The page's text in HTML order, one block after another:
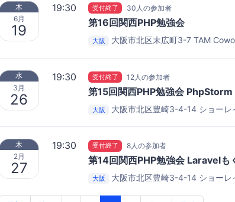
木
6月
19
19:30 受付終了 30人の参加者
第16回関西PHP勉強会
大阪 大阪市北区末広町3-7 TAM
水
3月
26
19:30 受付終了 12人の参加者
第15回関西PHP勉強会
大阪 大阪市北区豊崎3-4-14 ショーレ
木
2月
27
19:30 受付終了 8人の参加者
第14回関西PHP勉強会 Laravelも
大阪 大阪市北区豊崎3-4-14 ショーレ